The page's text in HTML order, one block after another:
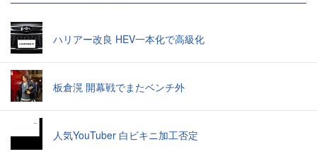
ハリアー改良 HEV一本化で高級化
板倉滉 開幕戦でまたベンチ外
人気YouTuber 白ビキニ加工否定